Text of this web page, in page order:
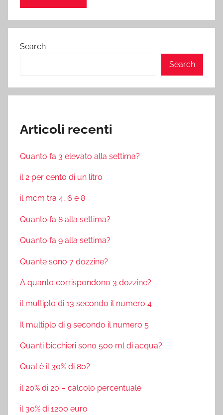
Search
Search
Articoli recenti
Quanto fa 3 elevato alla settima?
il 2 per cento di un litro
il mcm tra 4, 6 e 8
Quanto fa 8 alla settima?
Quanto fa 9 alla settima?
Quante sono 7 dozzine?
A quanto corrispondono 3 dozzine?
il multiplo di 13 secondo il numero 4
Il multiplo di 9 secondo il numero 5
Quanti bicchieri sono 500 ml di acqua?
Qual è il 30% di 80?
il 20% di 20 – calcolo percentuale
il 30% di 1200 euro